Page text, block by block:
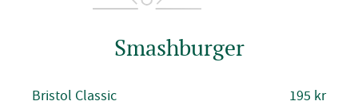
Smashburger
Bristol Classic 195 kr